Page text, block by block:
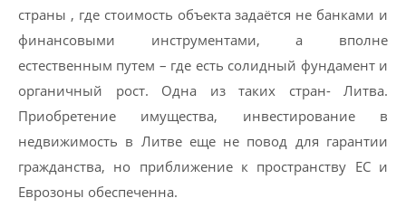
страны , где стоимость объекта задаётся не банками и
финансовыми инструментами, а вполне
естественным путем – где есть солидный фундамент и
органичный рост. Одна из таких стран- Литва.
Приобретение имущества, инвестирование в
недвижимость в Литве еще не повод для гарантии
гражданства, но приближение к пространству ЕС и
Еврозоны обеспеченна.